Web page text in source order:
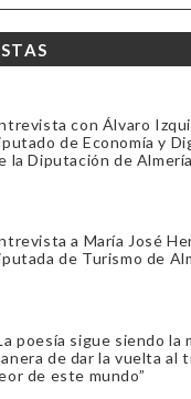
con Álvaro
de Economía y
la Diputación de Almería
a María José
de Turismo de
poesía sigue siendo la
de dar la vuelta al
de este mundo”